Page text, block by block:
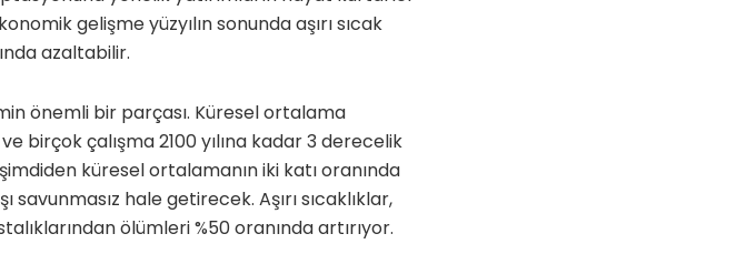
gelişme yüzyılın sonunda aşırı sıcak
azaltabilir.
önemli bir parçası. Küresel ortalama
birçok çalışma 2100 yılına kadar 3 derecelik
küresel ortalamanın iki katı oranında
savunmasız hale getirecek. Aşırı sıcaklıklar,
ölümleri %50 oranında artırıyor.